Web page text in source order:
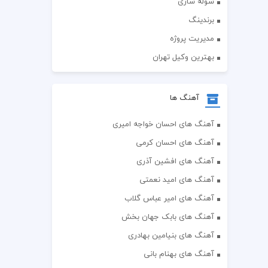
برندینگ
مدیریت پروژه
بهترین وکیل تهران
آهنگ ها
آهنگ های احسان خواجه امیری
آهنگ های احسان کرمی
آهنگ های افشین آذری
آهنگ های امید نعمتی
آهنگ های امیر عباس گلاب
آهنگ های بابک جهان بخش
آهنگ های بنیامین بهادری
آهنگ های بهنام بانی